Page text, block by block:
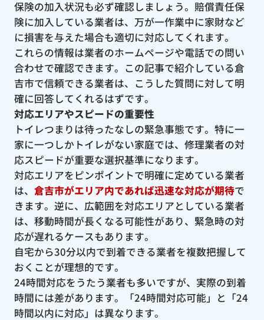
保険の加入状況も必ず確認しましょう。賠償責任保
険に加入している業者は、万が一作業中に家財など
に損害を与えた場合も適切に対応してくれます。
これらの情報は業者のホームページや電話での問い
合わせで確認できます。この記事で紹介している倉
吉市で信頼できる業者は、こうした質問に対して明
確に回答してくれるはずです。
対応エリアやスピードの重要性
トイレつまりは待ったなしの緊急事態です。特に一
家に一つしかトイレがない家庭では、修理業者の対
応スピードが重要な選択基準になります。
対応エリアをピンポイントで明確に定めている業者
は、 倉吉市がエリア内であれば迅速な対応が期待で
きます。逆に、広範囲を対応エリアとしている業者
は、移動時間が長くなる可能性があり、緊急時の対
応が遅れるケースもあります。
自宅から30分以内で到着できる業者を複数把握して
おくことが理想的です。
24時間対応をうたう業者も多いですが、実際の到着
時間には差があります。「24時間対応可能」と「24
時間以内に対応」は異なります。